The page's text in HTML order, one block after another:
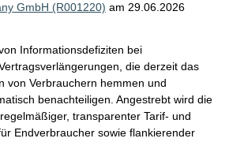
GmbH (R001220) am 29.06.2026
Informationsdefiziten bei
die derzeit das
von Verbrauchern hemmen und
benachteiligen. Angestrebt wird die
transparenter Tarif- und
Endverbraucher sowie flankierender